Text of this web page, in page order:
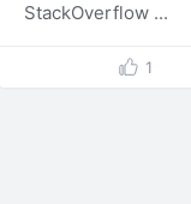
StackOverflow ...
1